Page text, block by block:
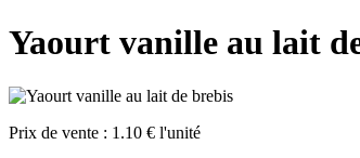
Yaourt vanille au lait
Prix de vente : 1.10 € l'unité